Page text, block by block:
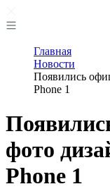
Главная
Новости
Появились
Phone 1
фото
Phone 1